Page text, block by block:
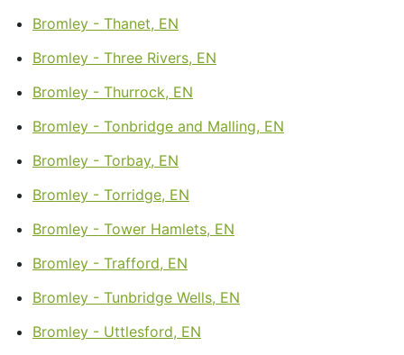
Bromley - Thanet, EN
Bromley - Three Rivers, EN
Bromley - Thurrock, EN
Bromley - Tonbridge and Malling, EN
Bromley - Torbay, EN
Bromley - Torridge, EN
Bromley - Tower Hamlets, EN
Bromley - Trafford, EN
Bromley - Tunbridge Wells, EN
Bromley - Uttlesford, EN